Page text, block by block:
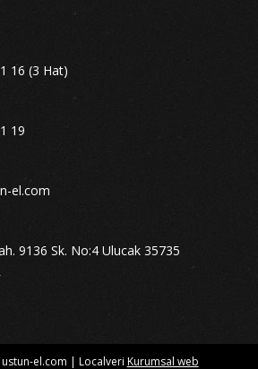
16 (3 Hat)
19
el.com
9136 Sk. No:4 Ulucak 35735
ustun-el.com | Localveri Kurumsal web